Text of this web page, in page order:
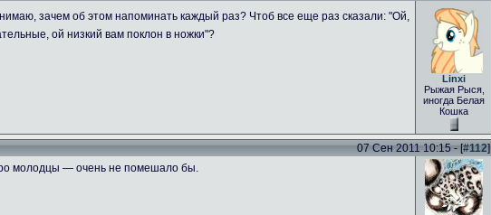
зачем об этом напоминать каждый раз? Чтоб все еще раз сказали: "Ой,
ой низкий вам поклон в ножки"?
Linxi
Рыжая Рыся,
иногда Белая
Кошка
07 Сен 2011 10:15 - [#112]
молодцы — очень не помешало бы.